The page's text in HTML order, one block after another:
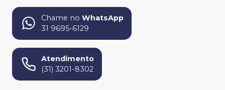
Chame no WhatsApp
31 9695-6129
Atendimento
(31) 3201-8302